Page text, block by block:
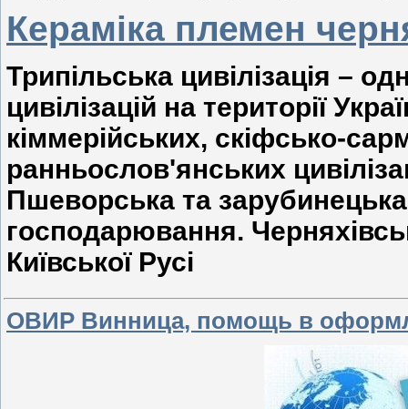
Кераміка племен
Трипільська цивілізація –
цивілізацій на території
кіммерійських, скіфсько-
ранньослов'янських
Пшеворська та
господарювання.
Київської Русі
ОВИР Винница, помощь в